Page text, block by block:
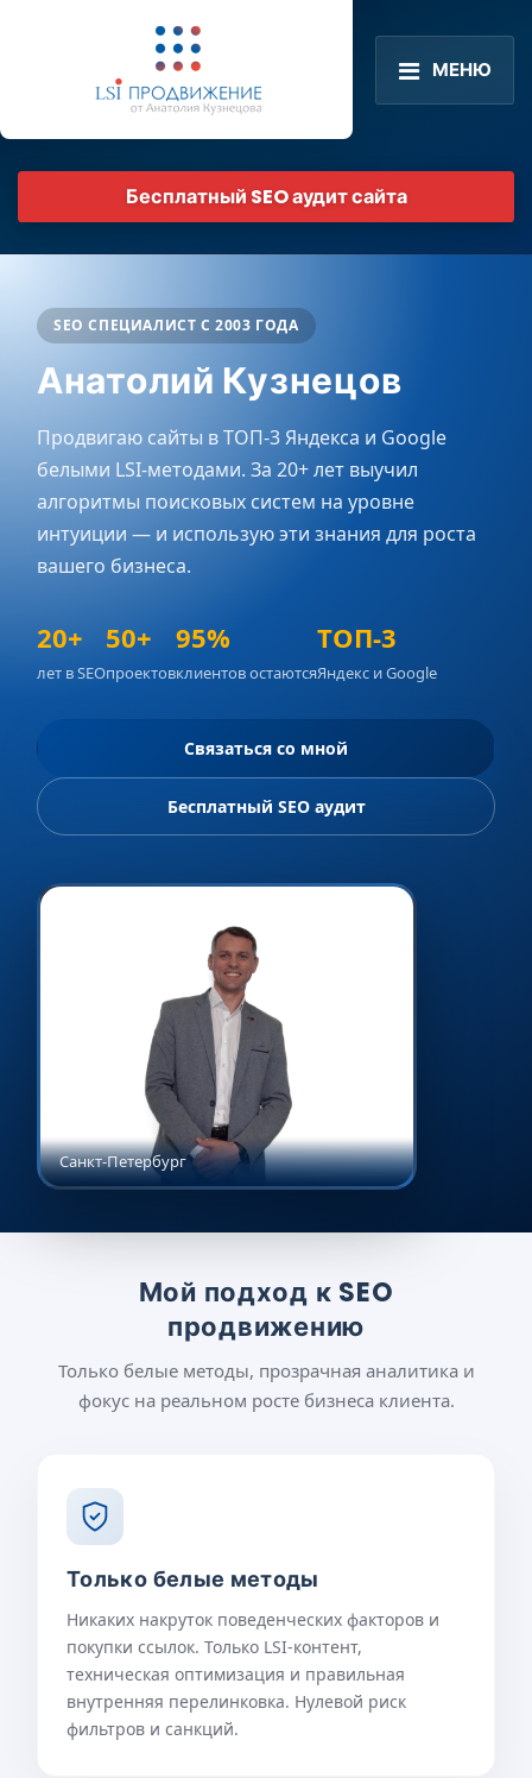
МЕНЮ
Бесплатный SEO аудит сайта
SEO СПЕЦИАЛИСТ С 2003 ГОДА
Анатолий Кузнецов
Продвигаю сайты в ТОП-3 Яндекса и Google
белыми LSI-методами. За 20+ лет выучил
алгоритмы поисковых систем на уровне
интуиции — и использую эти знания для роста
вашего бизнеса.
20+
лет в SEO
50+
проектов
95%
клиентов остаются
ТОП-3
Яндекс и Google
Связаться со мной
Бесплатный SEO аудит
Санкт-Петербург
Мой подход к SEO
продвижению
Только белые методы, прозрачная аналитика и
фокус на реальном росте бизнеса клиента.
Только белые методы
Никаких накруток поведенческих факторов и
покупки ссылок. Только LSI-контент,
техническая оптимизация и правильная
внутренняя перелинковка. Нулевой риск
фильтров и санкций.